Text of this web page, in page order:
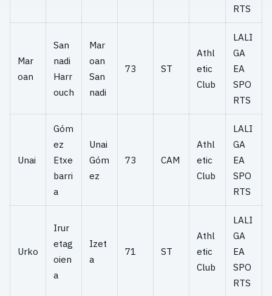
RTS
Mar
oan
San
nadi
Harr
ouch
Mar
oan
San
nadi
73 ST
Athl
etic
Club
LALI
GA
EA
SPO
RTS
Unai
Góm
ez
Etxe
barri
a
Unai
Góm
ez
73 CAM
Athl
etic
Club
LALI
GA
EA
SPO
RTS
Urko
Irur
etag
oien
a
Izet
a
71 ST
Athl
etic
Club
LALI
GA
EA
SPO
RTS